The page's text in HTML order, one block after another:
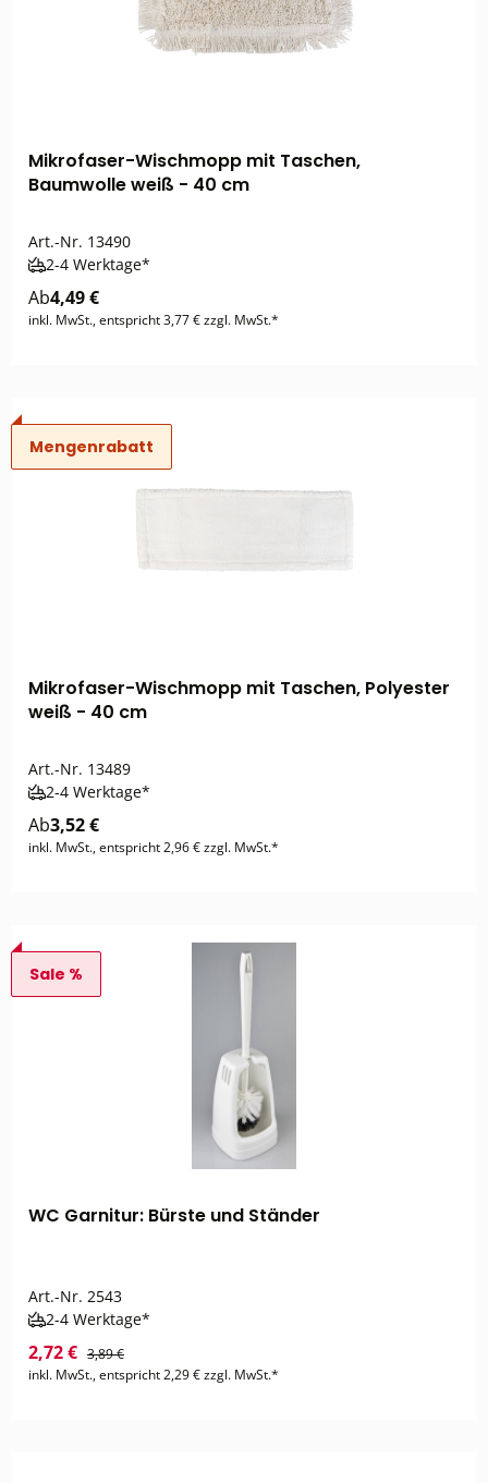
Mikrofaser-Wischmopp mit Taschen,
Baumwolle weiß - 40 cm
Art.-Nr. 13490
2-4 Werktage*
Ab4,49 €
inkl. MwSt., entspricht 3,77 € zzgl. MwSt.*
Mengenrabatt
Mikrofaser-Wischmopp mit Taschen, Polyester
weiß - 40 cm
Art.-Nr. 13489
2-4 Werktage*
Ab3,52 €
inkl. MwSt., entspricht 2,96 € zzgl. MwSt.*
Sale %
WC Garnitur: Bürste und Ständer
Art.-Nr. 2543
2-4 Werktage*
2,72 € 3,89 €
inkl. MwSt., entspricht 2,29 € zzgl. MwSt.*